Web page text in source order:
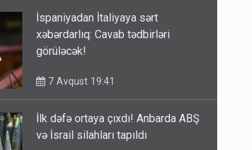
İspaniyadan İtaliyaya sərt
xəbərdarlıq: Cavab tədbirləri
görüləcək!
7 Avqust 19:41
İlk dəfə ortaya çıxdı! Anbarda ABŞ
və İsrail silahları tapıldı